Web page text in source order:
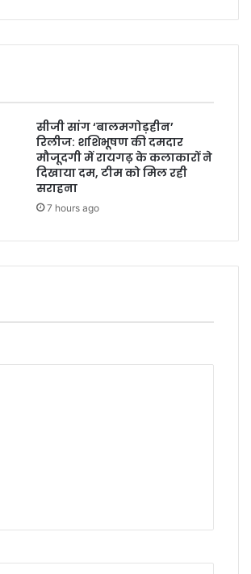
सीजी सांग ‘बालमगोड़हीन’
रिलीज: शशिभूषण की दमदार
मौजूदगी में रायगढ़ के कलाकारों ने
दिखाया दम, टीम को मिल रही
सराहना
7 hours ago